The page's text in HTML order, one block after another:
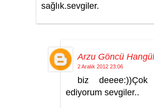
sağlık.sevgiler.
Arzu Göncü Hangül
2 Aralık 2012 23:06
biz deeee:))Çok
ediyorum sevgiler..